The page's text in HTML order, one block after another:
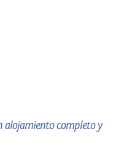
alojamiento completo y